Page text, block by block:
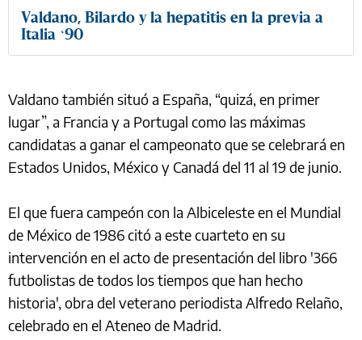
Valdano, Bilardo y la hepatitis en la previa a
Italia ‘90
Valdano también situó a España, “quizá, en primer
lugar”, a Francia y a Portugal como las máximas
candidatas a ganar el campeonato que se celebrará en
Estados Unidos, México y Canadá del 11 al 19 de junio.
El que fuera campeón con la Albiceleste en el Mundial
de México de 1986 citó a este cuarteto en su
intervención en el acto de presentación del libro '366
futbolistas de todos los tiempos que han hecho
historia', obra del veterano periodista Alfredo Relaño,
celebrado en el Ateneo de Madrid.